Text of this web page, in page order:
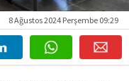
8 Ağustos 2024 Perşembe 09:29